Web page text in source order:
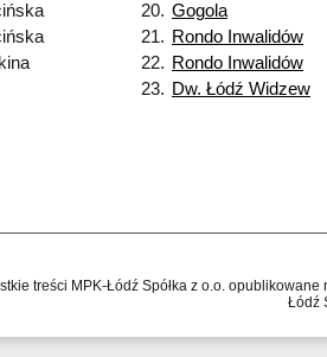
20. Gogola
21. Rondo Inwalidów
22. Rondo Inwalidów
23. Dw. Łódź Widzew
treści MPK-Łódź Spółka z o.o.
Łódź